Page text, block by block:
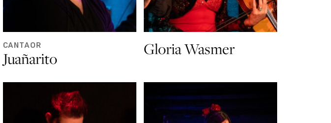
CANTAOR
Juañarito Gloria Wasmer